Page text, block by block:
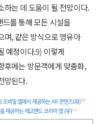
하는 데 도움이 될 전망이다.
를 통해 모든 시설을
며, 같은 방식으로 영유아
예정이다.9) 이렇게
후에는 방문객에게 맞춤화,
망된다.